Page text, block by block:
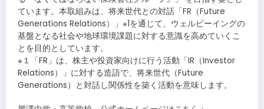
ています。本取組みは、将来世代との対話「FR（Future
Generations Relations）」※1を通じて、ウェルビーイングの
基盤となる社会や地球環境課題に対する意識を高めていくこ
とを目的としています。
※１「FR」は、株主や投資家向けに行う活動「IR（Investor
Relations）」に対する造語で、将来世代（Future
Generations）と対話し関係性を築く活動を意味します。